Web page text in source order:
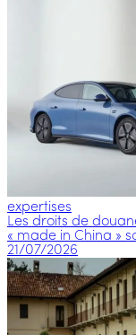
expertises
Les droits de
« made in China »
21/07/2026